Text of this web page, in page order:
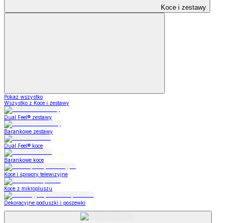
Koce i zestawy
Pokaż wszystko
Wszystko z Koce i zestawy
Dual Feel® zestawy
Barankowe zestawy
Dual Feel® koce
Barankowe koce
Koce i śpiwory telewizyjne
Koce z mikropluszu
Dekoracyjne poduszki i poszewki